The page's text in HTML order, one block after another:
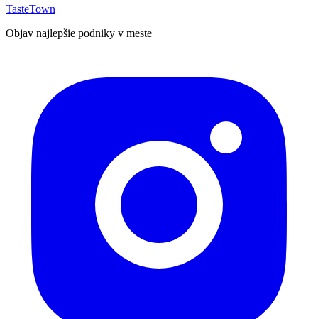
TasteTown
Objav najlepšie podniky v meste